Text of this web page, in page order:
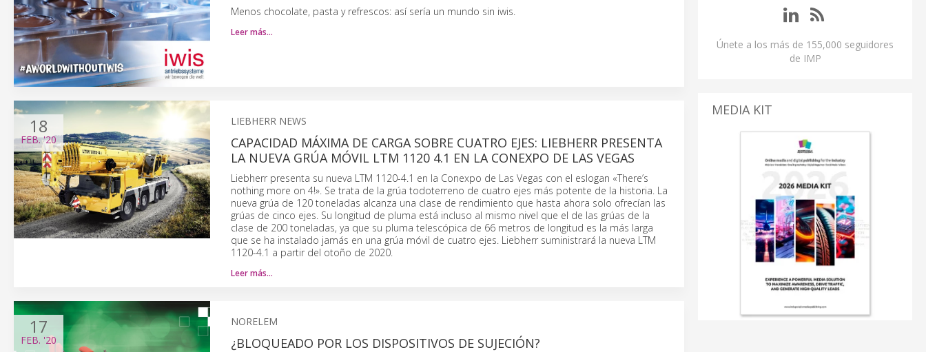
Menos chocolate, pasta y refrescos: así sería un mundo sin iwis.
Leer más…
18
FEB.'20
LIEBHERR NEWS
CAPACIDAD MÁXIMA DE CARGA SOBRE CUATRO EJES: LIEBHERR PRESENTA
LA NUEVA GRÚA MÓVIL LTM 1120 4.1 EN LA CONEXPO DE LAS VEGAS
Liebherr presenta su nueva LTM 1120-4.1 en la Conexpo de Las Vegas con el eslogan «There’s
nothing more on 4!». Se trata de la grúa todoterreno de cuatro ejes más potente de la historia. La
nueva grúa de 120 toneladas alcanza una clase de rendimiento que hasta ahora solo ofrecían las
grúas de cinco ejes. Su longitud de pluma está incluso al mismo nivel que el de las grúas de la
clase de 200 toneladas, ya que su pluma telescópica de 66 metros de longitud es la más larga
que se ha instalado jamás en una grúa móvil de cuatro ejes. Liebherr suministrará la nueva LTM
1120-4.1 a partir del otoño de 2020.
Leer más…
17
FEB. '20
NORELEM
¿BLOQUEADO POR LOS DISPOSITIVOS DE SUJECIÓN?
Únete a los más de 155,000 seguidores
de IMP
MEDIA KIT